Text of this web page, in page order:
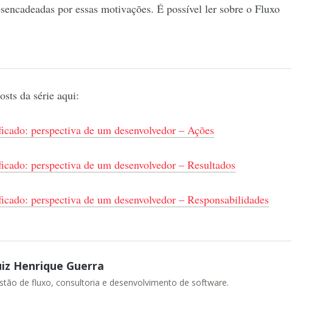
por essas motivações. É possível ler sobre o Fluxo
da série aqui:
perspectiva de um desenvolvedor – Ações
perspectiva de um desenvolvedor – Resultados
perspectiva de um desenvolvedor – Responsabilidades
Henrique Guerra
de fluxo, consultoria e desenvolvimento de software.